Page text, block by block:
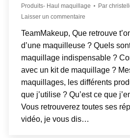
Produits- Haul maquillage Par
Laisser un commentaire
TeamMakeup, Que retrouve
d’une maquilleuse ? Quels
maquillage indispensable ?
avec un kit de maquillage ?
maquillages, les différents
que j’utilise ? Qu’est ce que
Vous retrouverez toutes ses
vidéo, je vous dis…